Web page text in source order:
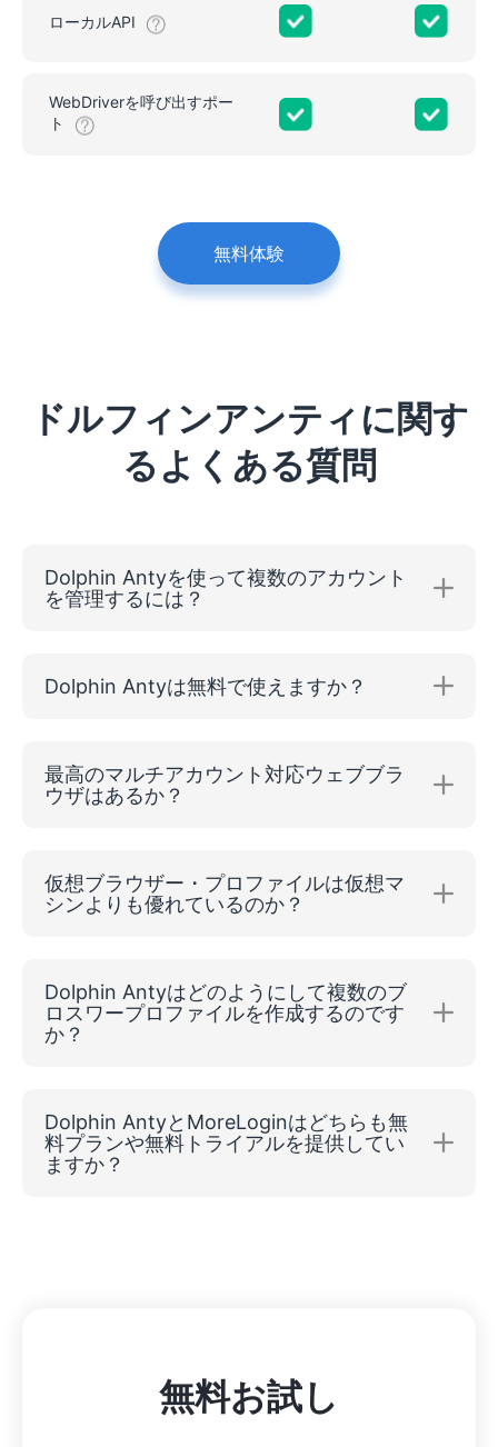
ローカルAPI
WebDriverを呼び出すポー
ト
無料体験
ドルフィンアンティに関す
るよくある質問
Dolphin Antyを使って複数のアカウント
を管理するには？
Dolphin Antyは無料で使えますか？
最高のマルチアカウント対応ウェブブラ
ウザはあるか？
仮想ブラウザー・プロファイルは仮想マ
シンよりも優れているのか？
Dolphin Antyはどのようにして複数のブ
ロスワープロファイルを作成するのです
か？
Dolphin AntyとMoreLoginはどちらも無
料プランや無料トライアルを提供してい
ますか？
無料お試し